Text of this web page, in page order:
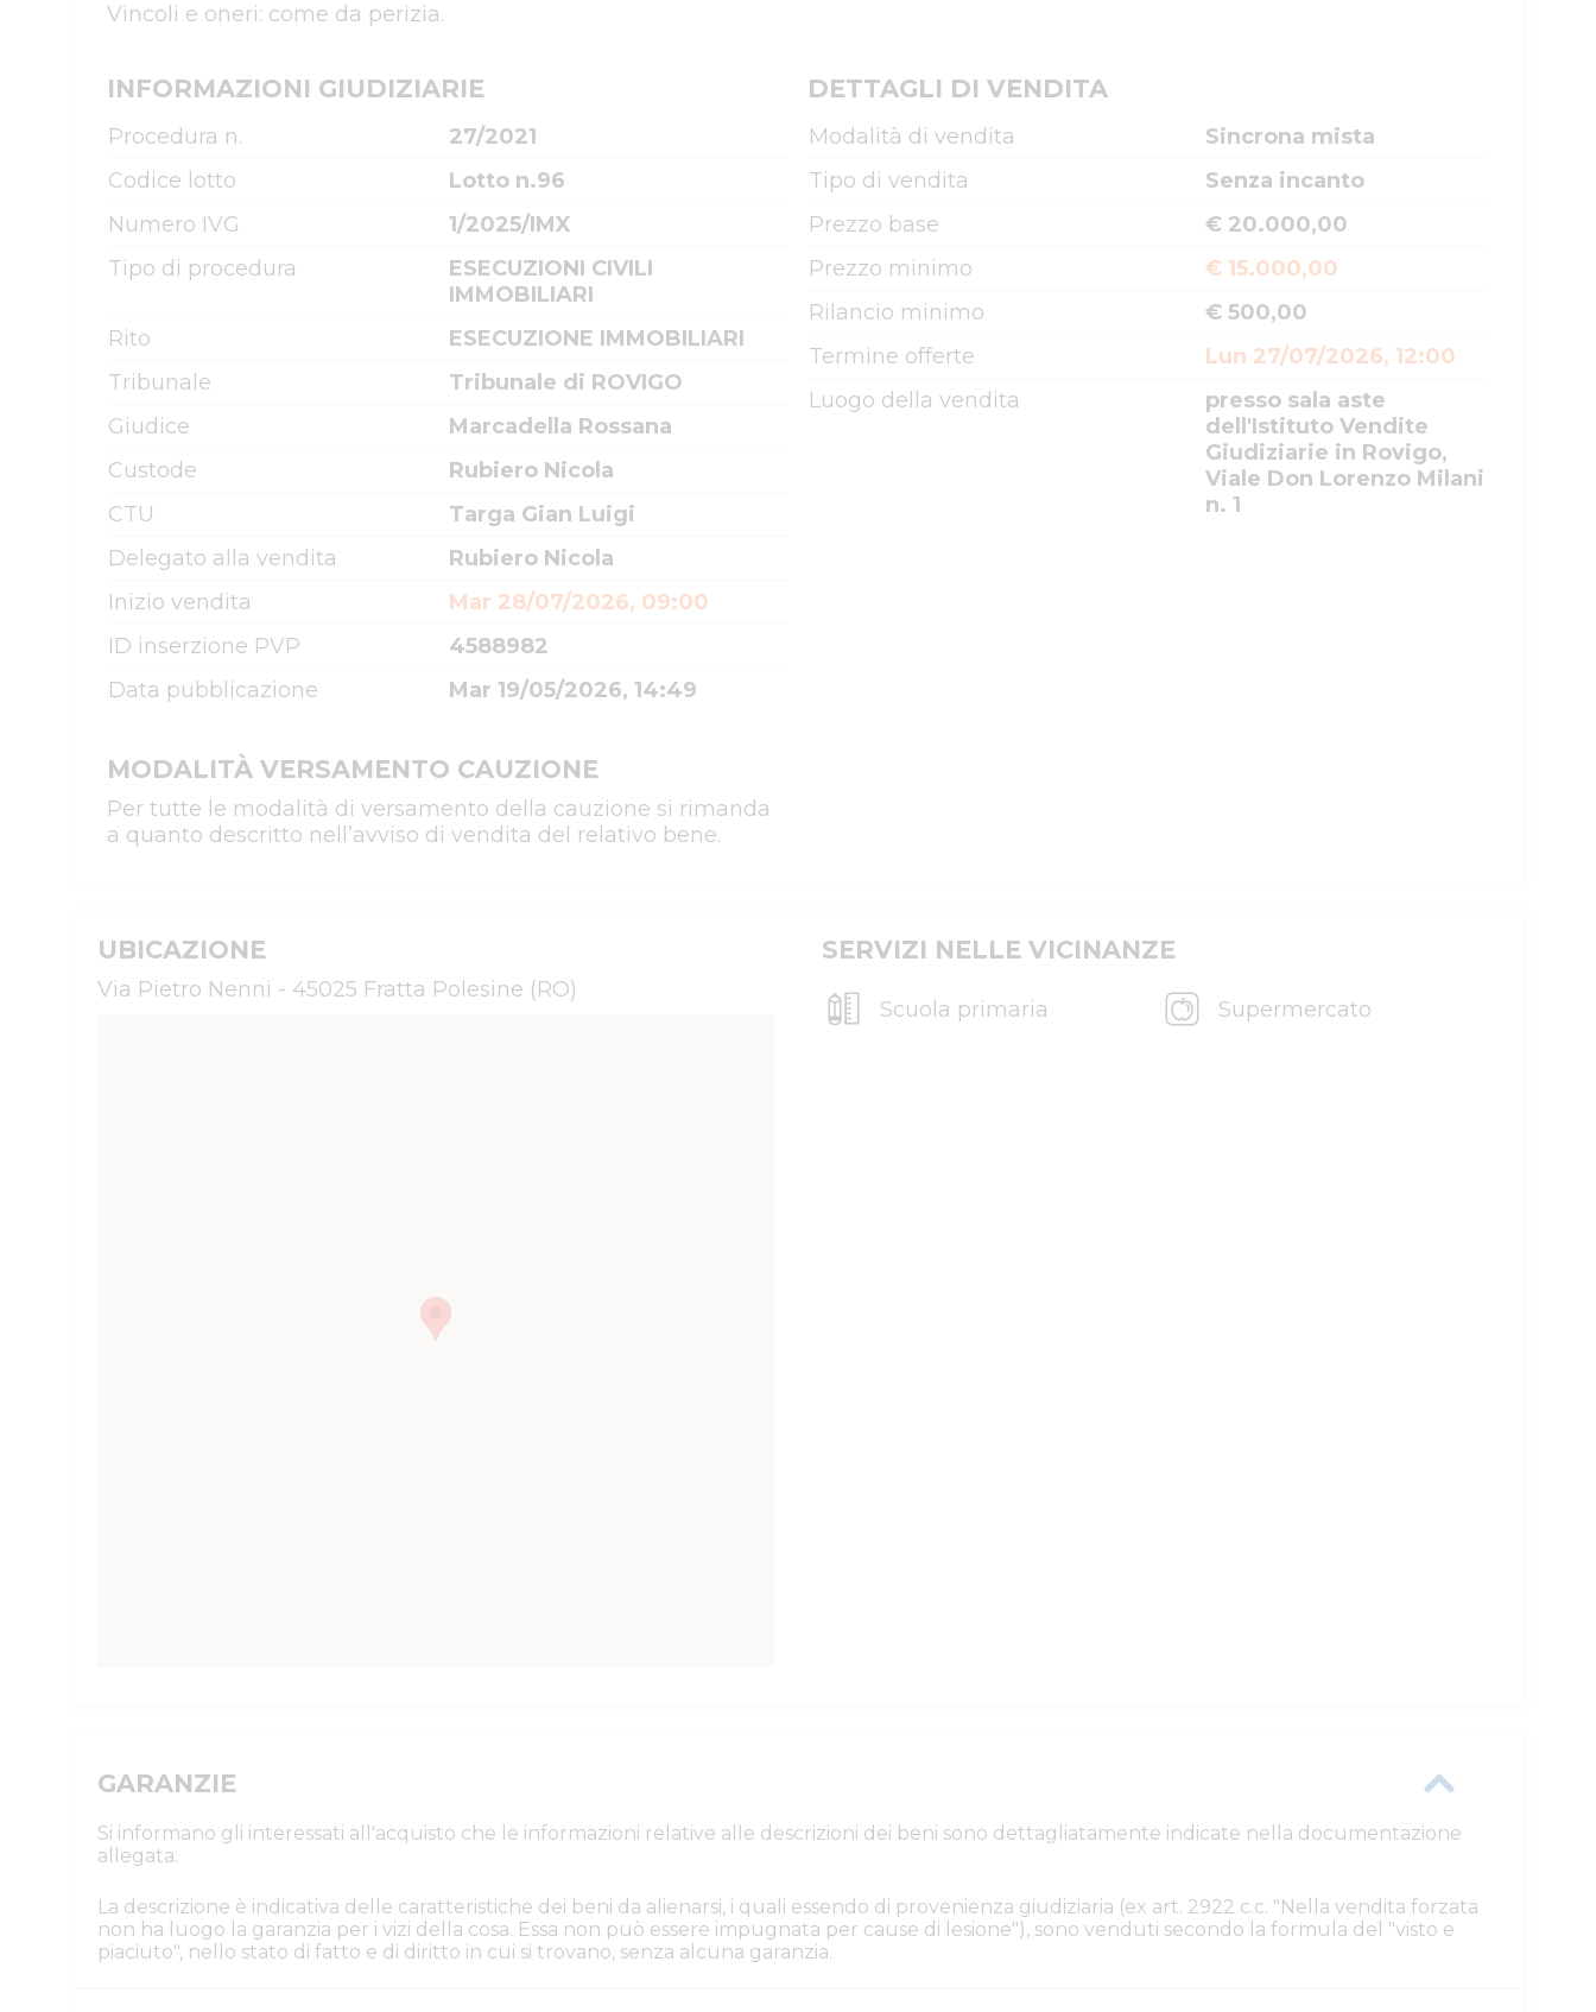
Vincoli e oneri: come da perizia.
INFORMAZIONI GIUDIZIARIE
Procedura n.
27/2021
Codice lotto
Lotto n.96
Numero IVG
1/2025/IMX
Tipo di procedura
ESECUZIONI CIVILI
IMMOBILIARI
Rito
ESECUZIONE IMMOBILIARI
Tribunale
Tribunale di ROVIGO
Giudice
Marcadella Rossana
Custode
Rubiero Nicola
CTU
Targa Gian Luigi
Delegato alla vendita
Rubiero Nicola
Inizio vendita
Mar 28/07/2026, 09:00
ID inserzione PVP
4588982
Data pubblicazione
Mar 19/05/2026, 14:49
DETTAGLI DI VENDITA
Modalità di vendita
Sincrona mista
Tipo di vendita
Senza incanto
Prezzo base
€ 20.000,00
Prezzo minimo
€ 15.000,00
Rilancio minimo
€ 500,00
Termine offerte
Lun 27/07/2026, 12:00
Luogo della vendita
presso sala aste
dell'Istituto Vendite
Giudiziarie in Rovigo,
Viale Don Lorenzo Milani
n. 1
MODALITÀ VERSAMENTO CAUZIONE
Per tutte le modalità di versamento della cauzione si rimanda
a quanto descritto nell’avviso di vendita del relativo bene.
UBICAZIONE
Via Pietro Nenni - 45025 Fratta Polesine (RO)
SERVIZI NELLE VICINANZE
Scuola primaria Supermercato
GARANZIE
Si informano gli interessati all'acquisto che le informazioni relative alle descrizioni dei beni sono dettagliatamente indicate nella documentazione
allegata.
La descrizione è indicativa delle caratteristiche dei beni da alienarsi, i quali essendo di provenienza giudiziaria (ex art. 2922 c.c. "Nella vendita forzata
non ha luogo la garanzia per i vizi della cosa. Essa non può essere impugnata per cause di lesione"), sono venduti secondo la formula del "visto e
piaciuto", nello stato di fatto e di diritto in cui si trovano, senza alcuna garanzia.